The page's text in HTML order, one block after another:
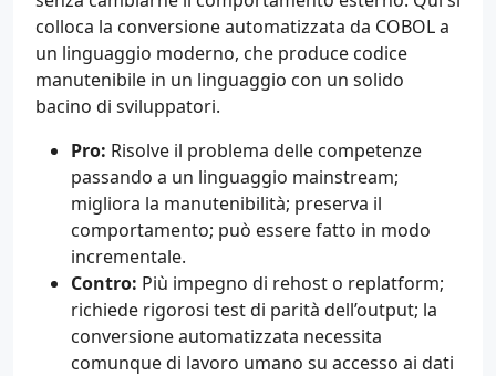
colloca la conversione automatizzata da COBOL a
un linguaggio moderno, che produce codice
manutenibile in un linguaggio con un solido
bacino di sviluppatori.
Pro: Risolve il problema delle competenze
passando a un linguaggio mainstream;
migliora la manutenibilità; preserva il
comportamento; può essere fatto in modo
incrementale.
Contro: Più impegno di rehost o replatform;
richiede rigorosi test di parità dell’output; la
conversione automatizzata necessita
comunque di lavoro umano su accesso ai dati